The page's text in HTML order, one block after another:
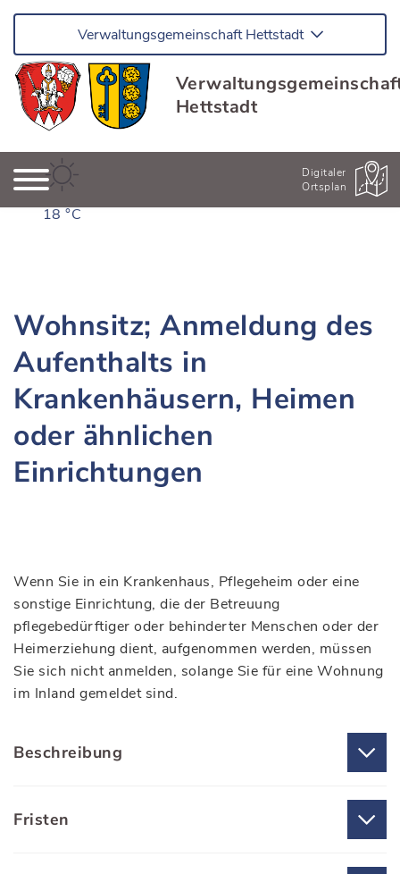
Verwaltungsgemeinschaft Hettstadt
Hettstadt
18 °C
Digitaler
Ortsplan
Wohnsitz; Anmeldung des
Aufenthalts in
Krankenhäusern, Heimen
oder ähnlichen
Einrichtungen
Wenn Sie in ein Krankenhaus, Pflegeheim oder eine
sonstige Einrichtung, die der Betreuung
pflegebedürftiger oder behinderter Menschen oder der
Heimerziehung dient, aufgenommen werden, müssen
Sie sich nicht anmelden, solange Sie für eine Wohnung
im Inland gemeldet sind.
Beschreibung
Fristen